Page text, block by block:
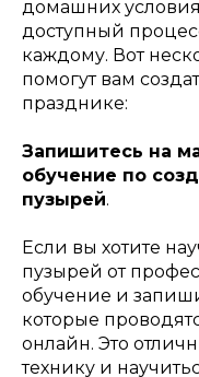
домашних
доступный
каждому. Вот
помогут вам
празднике:
Запишитесь на
обучение по
пузырей.
Если вы хотите
пузырей от
обучение и
которые
онлайн. Это
технику и